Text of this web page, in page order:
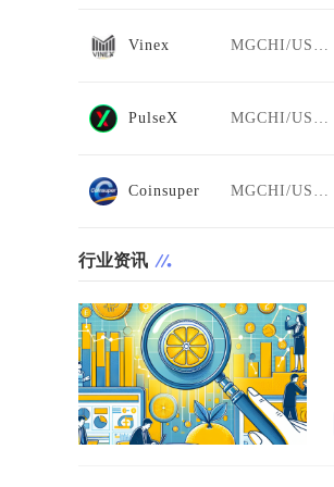
Vinex MGCHI/USDT
PulseX MGCHI/USDT
Coinsuper MGCHI/USDT
行业资讯